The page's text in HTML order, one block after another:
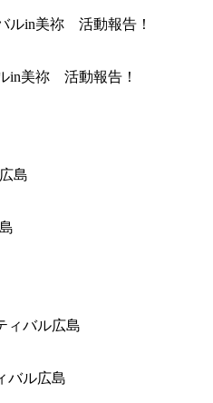
in美祢 活動報告！
バル広島